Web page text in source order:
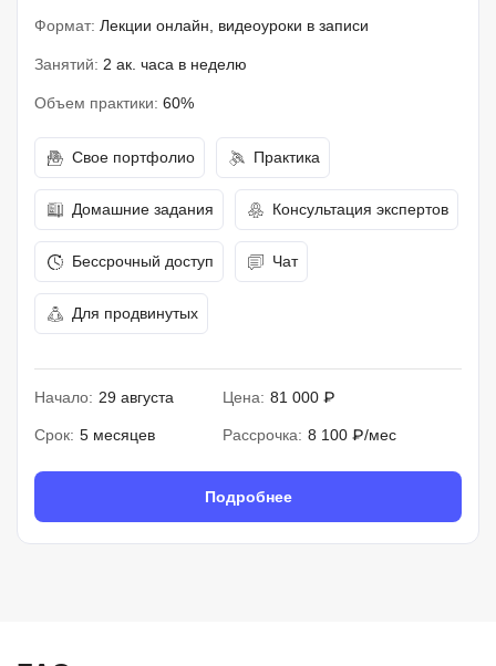
Формат: Лекции онлайн, видеоуроки в записи
Занятий: 2 ак. часа в неделю
Объем практики: 60%
Свое портфолио Практика
Домашние задания Консультация экспертов
Бессрочный доступ Чат
Для продвинутых
Начало: 29 августа Цена: 81 000 ₽
Срок: 5 месяцев Рассрочка: 8 100 ₽/мес
Подробнее